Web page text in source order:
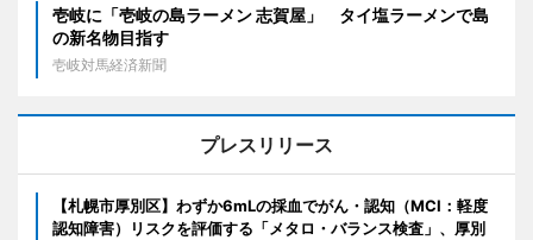
壱岐に「壱岐の島ラーメン 志賀屋」 タイ塩ラーメンで島
の新名物目指す
壱岐対馬経済新聞
プレスリリース
【札幌市厚別区】わずか6mLの採血でがん・認知（MCI：軽度
認知障害）リスクを評価する「メタロ・バランス検査」、厚別